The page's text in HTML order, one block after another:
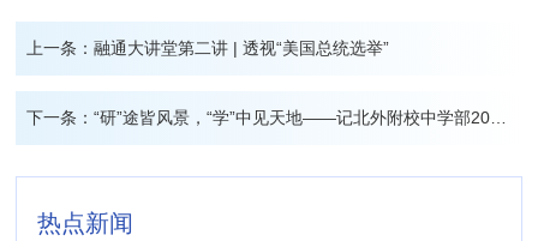
上一条： 融通大讲堂第二讲 | 透视“美国总统选举”
下一条： “研”途皆风景，“学”中见天地——记北外附校中学部2024年秋季研学活动
热点新闻